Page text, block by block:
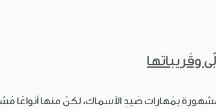
وقَريباتها
بمَهارات صَيدِ الأسماك، لكنّ منها أنواعًا